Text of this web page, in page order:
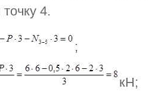
4.
;
кН;